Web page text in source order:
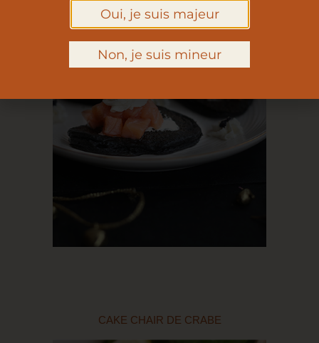
CAKE CHAIR DE CRABE
Oui, je suis majeur
Non, je suis mineur